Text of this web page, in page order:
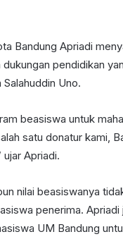
Bandung Apriadi
pendidikan
Uno.
beasiswa untuk
satu donatur kami,
Apriadi.
nilai beasiswanya
penerima.
UM Bandung